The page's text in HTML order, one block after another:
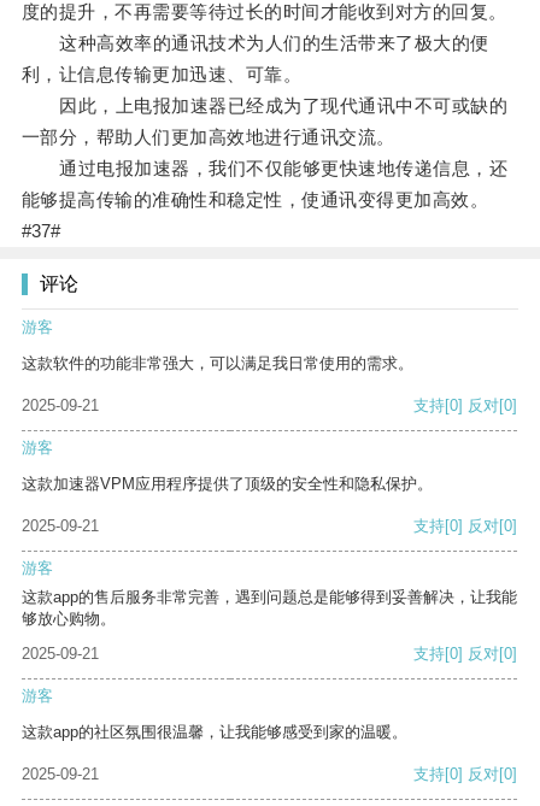
度的提升，不再需要等待过长的时间才能收到对方的回复。
这种高效率的通讯技术为人们的生活带来了极大的便
利，让信息传输更加迅速、可靠。
因此，上电报加速器已经成为了现代通讯中不可或缺的
一部分，帮助人们更加高效地进行通讯交流。
通过电报加速器，我们不仅能够更快速地传递信息，还
能够提高传输的准确性和稳定性，使通讯变得更加高效。
#37#
评论
游客
这款软件的功能非常强大，可以满足我日常使用的需求。
2025-09-21 支持[0] 反对[0]
游客
这款加速器VPM应用程序提供了顶级的安全性和隐私保护。
2025-09-21 支持[0] 反对[0]
游客
这款app的售后服务非常完善，遇到问题总是能够得到妥善解决，让我能
够放心购物。
2025-09-21
支持[0] 反对[0]
游客
这款app的社区氛围很温馨，让我能够感受到家的温暖。
2025-09-21 支持[0] 反对[0]